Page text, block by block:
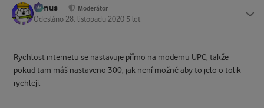
tomus Moderátor
Odesláno 28. listopadu 2020 5 let
Rychlost internetu se nastavuje přímo na modemu UPC, takže
pokud tam máš nastaveno 300, jak není možné aby to jelo o tolik
rychleji.